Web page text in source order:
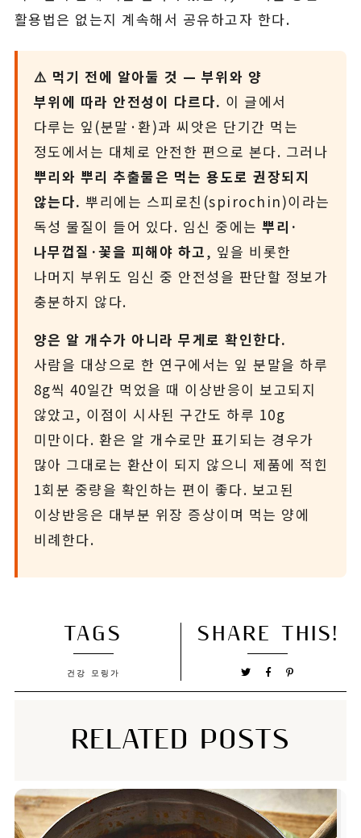
활용법은 없는지 계속해서 공유하고자 한다.
⚠️ 먹기 전에 알아둘 것 — 부위와 양
부위에 따라 안전성이 다르다. 이 글에서
다루는 잎(분말·환)과 씨앗은 단기간 먹는
정도에서는 대체로 안전한 편으로 본다. 그러나
뿌리와 뿌리 추출물은 먹는 용도로 권장되지
않는다. 뿌리에는 스피로친(spirochin)이라는
독성 물질이 들어 있다. 임신 중에는뿌리·
나무껍질·꽃을 피해야 하고, 잎을 비롯한
나머지 부위도 임신 중 안전성을 판단할 정보가
충분하지 않다.
양은 알 개수가 아니라 무게로 확인한다.
사람을 대상으로 한 연구에서는 잎 분말을 하루
8g씩 40일간 먹었을 때 이상반응이 보고되지
않았고, 이점이 시사된 구간도 하루 10g
미만이다. 환은 알 개수로만 표기되는 경우가
많아 그대로는 환산이 되지 않으니 제품에 적힌
1회분 중량을 확인하는 편이 좋다. 보고된
이상반응은 대부분 위장 증상이며 먹는 양에
비례한다.
SHARE THIS!
TAGS
건강 모링가
RELATED POSTS